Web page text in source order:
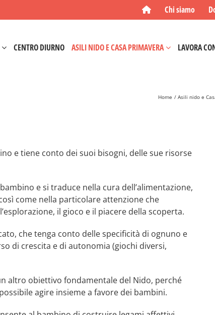
Chi siamo
CENTRO DIURNO ASILI NIDO E CASA PRIMAVERA LAVORA
Home Asili nido e
e tiene conto dei suoi bisogni, delle sue risorse
e si traduce nella cura dell’alimentazione,
come nella particolare attenzione che
il gioco e il piacere della scoperta.
che tenga conto delle specificità di ognuno e
di crescita e di autonomia (giochi diversi,
altro obiettivo fondamentale del Nido, perché
agire insieme a favore dei bambini.